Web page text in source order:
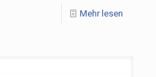
Mehr lesen